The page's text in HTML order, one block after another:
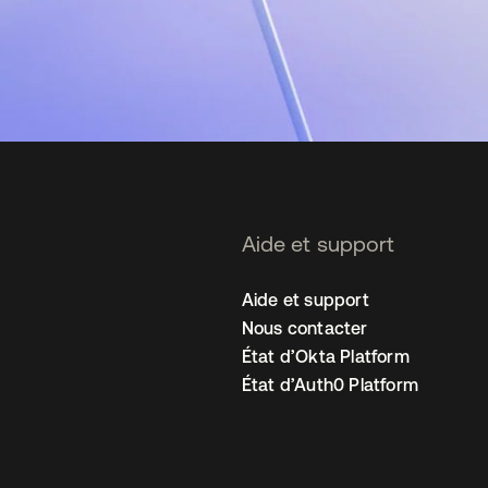
Aide et support
Aide et support
Nous contacter
État d’Okta Platform
État d’Auth0 Platform